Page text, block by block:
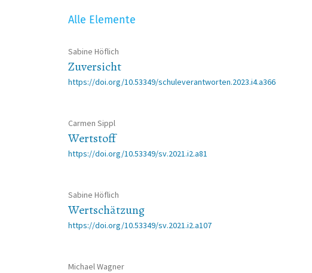
Alle Elemente
Sabine Höflich
Zuversicht
https://doi.org/10.53349/schuleverantworten.2023.i4.a366
Carmen Sippl
Wertstoff
https://doi.org/10.53349/sv.2021.i2.a81
Sabine Höflich
Wertschätzung
https://doi.org/10.53349/sv.2021.i2.a107
Michael Wagner